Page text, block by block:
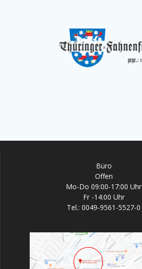
Büro
Offen
Mo-Do 09:00-17:00 Uhr
Fr -14:00 Uhr
Tel.: 0049-9561-5527-0